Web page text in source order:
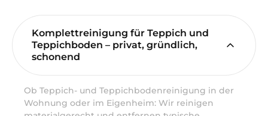
Komplettreinigung für Teppich und
Teppichboden – privat, gründlich,
schonend
Ob Teppich- und Teppichbodenreinigung in der
Wohnung oder im Eigenheim: Wir reinigen